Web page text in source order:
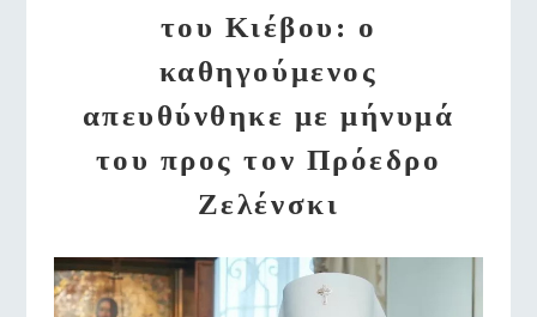
του Κιέβου: ο
καθηγούμενος
απευθύνθηκε με μήνυμά
του προς τον Πρόεδρο
Ζελένσκι